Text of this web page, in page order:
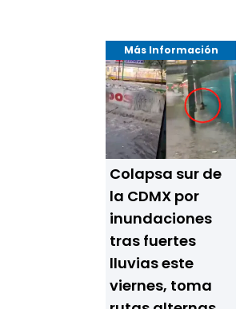
Más Información
Colapsa sur de
la CDMX por
inundaciones
tras fuertes
lluvias este
viernes, toma